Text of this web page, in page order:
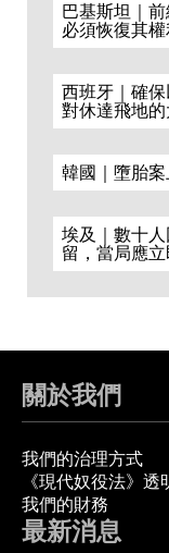
巴基斯坦｜
必須恢復其權
西班牙｜確
對休達飛地
韓國｜墮胎
埃及｜數十
留，當局應
關於我們
我們的治理方式
《現代奴役法》透
我們的財務
最新消息